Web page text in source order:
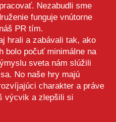
Nezabudli sme
funguje vnútorne
PR tím.
hrali a zabávali tak, ako
bolo počuť minimálne na
sveta nám slúžili
No naše hry majú
charakter a práve
výcvik a zlepšili si